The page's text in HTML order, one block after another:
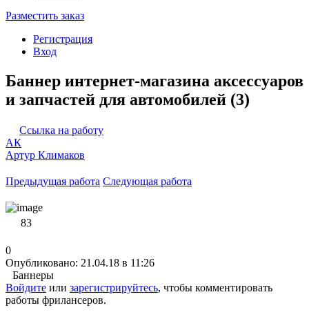
Разместить заказ
Регистрация
Вход
Баннер интернет-магазина аксессуаров
и запчастей для автомобилей (3)
Ссылка на работу
АК
Артур Климаков
Предыдущая работа Следующая работа
83
0
Опубликовано: 21.04.18 в 11:26
Баннеры
Войдите или зарегистрируйтесь, чтобы комментировать
работы фрилансеров.